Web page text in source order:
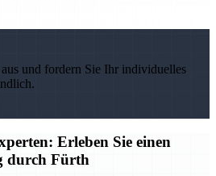
und fordern Sie Ihr individuelles
Erleben Sie einen
durch Fürth